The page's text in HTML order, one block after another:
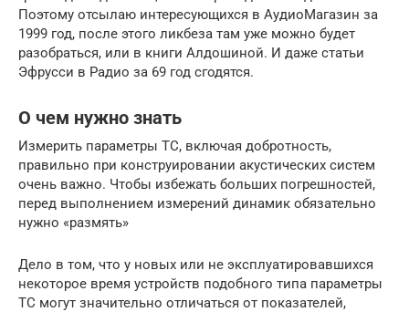
Поэтому отсылаю интересующихся в АудиоМагазин за
1999 год, после этого ликбеза там уже можно будет
разобраться, или в книги Алдошиной. И даже статьи
Эфрусси в Радио за 69 год сгодятся.
О чем нужно знать
Измерить параметры ТС, включая добротность,
правильно при конструировании акустических систем
очень важно. Чтобы избежать больших погрешностей,
перед выполнением измерений динамик обязательно
нужно «размять»
Дело в том, что у новых или не эксплуатировавшихся
некоторое время устройств подобного типа параметры
ТС могут значительно отличаться от показателей,